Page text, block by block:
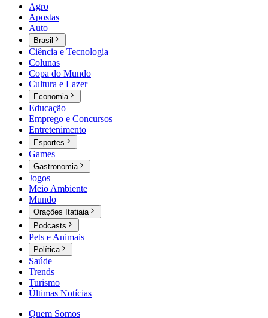
Agro
Apostas
Auto
Brasil
Ciência e Tecnologia
Colunas
Copa do Mundo
Cultura e Lazer
Economia
Educação
Emprego e Concursos
Entretenimento
Esportes
Games
Gastronomia
Jogos
Meio Ambiente
Mundo
Orações Itatiaia
Podcasts
Pets e Animais
Política
Saúde
Trends
Turismo
Últimas Notícias
Quem Somos